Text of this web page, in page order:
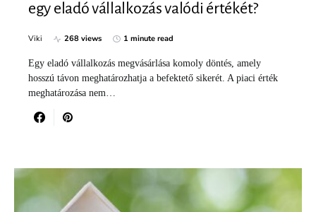
egy eladó vállalkozás valódi értékét?
Viki 268 views 1 minute read
Egy eladó vállalkozás megvásárlása komoly döntés, amely
hosszú távon meghatározhatja a befektető sikerét. A piaci érték
meghatározása nem…